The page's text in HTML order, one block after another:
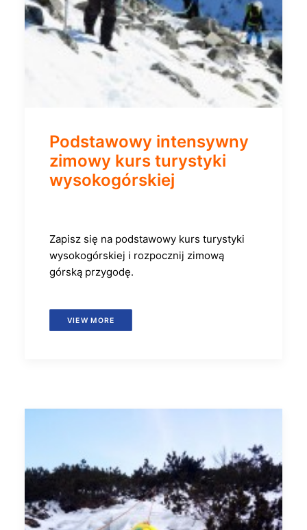
Podstawowy intensywny
zimowy kurs turystyki
wysokogórskiej
Zapisz się na podstawowy kurs turystyki
wysokogórskiej i rozpocznij zimową
górską przygodę.
VIEW MORE